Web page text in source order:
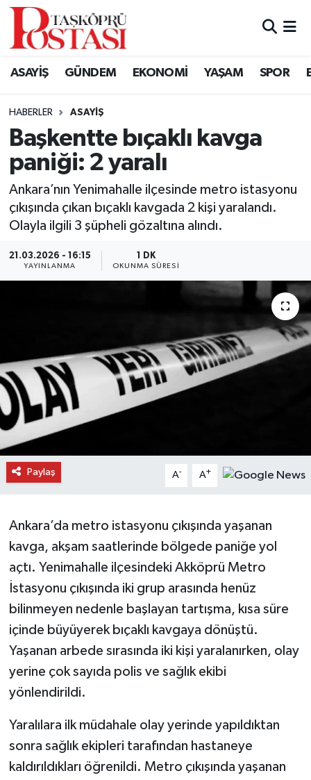
ASAYİŞ GÜNDEM EKONOMİ YAŞAM SPOR
HABERLER ASAYIŞ
Başkentte bıçaklı kavga
paniği: 2 yaralı
Ankara’nın Yenimahalle ilçesinde metro istasyonu
çıkışında çıkan bıçaklı kavgada 2 kişi yaralandı.
Olayla ilgili 3 şüpheli gözaltına alındı.
21.03.2026 - 16:15
YAYINLANMA
1 DK
OKUNMA SÜRESI
Paylaş A- A+
Ankara’da metro istasyonu çıkışında yaşanan
kavga, akşam saatlerinde bölgede paniğe yol
açtı. Yenimahalle ilçesindeki Akköprü Metro
İstasyonu çıkışında iki grup arasında henüz
bilinmeyen nedenle başlayan tartışma, kısa süre
içinde büyüyerek bıçaklı kavgaya dönüştü.
Yaşanan arbede sırasında iki kişi yaralanırken, olay
yerine çok sayıda polis ve sağlık ekibi
yönlendirildi.
Yaralılara ilk müdahale olay yerinde yapıldıktan
sonra sağlık ekipleri tarafından hastaneye
kaldırıldıkları öğrenildi. Metro çıkışında yaşanan
Kastamonu Vefat Edenler
Araç Haberleri
Azdavay Haberleri
Bozkurt Haberleri
Çatalzeytin Haberleri
Devrekani Haberleri
Doğanyurt Haberleri
Hanönü Haberleri
İhsangazi Haberleri
Küre Haberleri
Merkez Haberleri
Pınarbaşı Haberleri
Şenpazar Haberleri
Seydiler Haberleri
Taşköprü Haberleri
Tosya Haberleri